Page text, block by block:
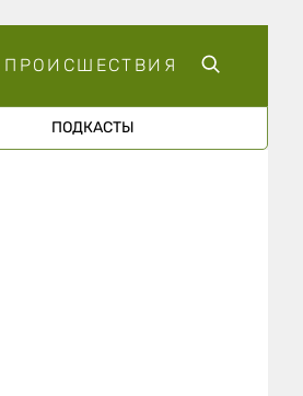
ПРОИСШЕСТВИЯ
ПОДКАСТЫ